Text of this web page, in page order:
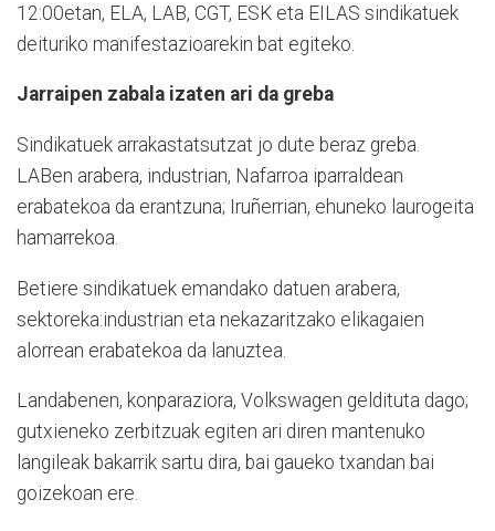
12:00etan, ELA, LAB, CGT, ESK eta EILAS sindikatuek
deituriko manifestazioarekin bat egiteko.
Jarraipen zabala izaten ari da greba
Sindikatuek arrakastatsutzat jo dute beraz greba.
LABen arabera, industrian, Nafarroa iparraldean
erabatekoa da erantzuna; Iruñerrian, ehuneko laurogeita
hamarrekoa.
Betiere sindikatuek emandako datuen arabera,
sektoreka:industrian eta nekazaritzako elikagaien
alorrean erabatekoa da lanuztea.
Landabenen, konparaziora, Volkswagen geldituta dago;
gutxieneko zerbitzuak egiten ari diren mantenuko
langileak bakarrik sartu dira, bai gaueko txandan bai
goizekoan ere.